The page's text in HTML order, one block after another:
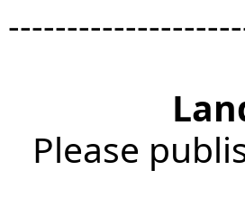
Please